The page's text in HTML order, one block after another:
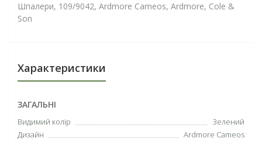
Шпалери, 109/9042, Ardmore Cameos, Ardmore, Cole &
Son
Характеристики
ЗАГАЛЬНІ
Видимий колір
Зелений
Дизайн
Ardmore Cameos